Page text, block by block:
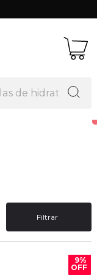
Filtrar
9%
OFF